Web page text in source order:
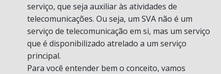
serviço, que seja auxiliar às atividades de
telecomunicações. Ou seja, um SVA não é um
serviço de telecomunicação em si, mas um serviço
que é disponibilizado atrelado a um serviço
principal.
Para você entender bem o conceito, vamos